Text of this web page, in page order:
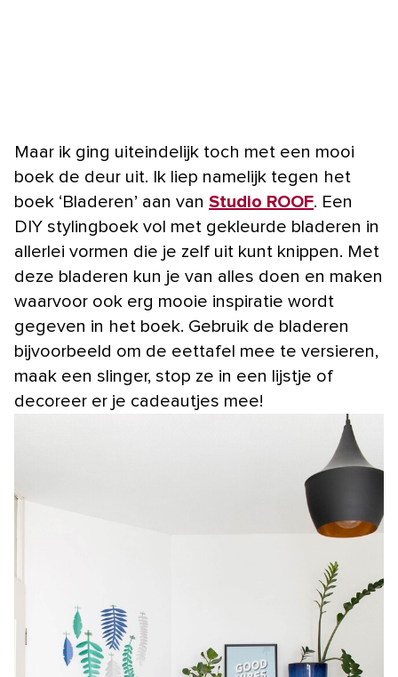
Maar ik ging uiteindelijk toch met een mooi
boek de deur uit. Ik liep namelijk tegen het
boek ‘Bladeren’ aan van Studio ROOF. Een
DIY stylingboek vol met gekleurde bladeren in
allerlei vormen die je zelf uit kunt knippen. Met
deze bladeren kun je van alles doen en maken
waarvoor ook erg mooie inspiratie wordt
gegeven in het boek. Gebruik de bladeren
bijvoorbeeld om de eettafel mee te versieren,
maak een slinger, stop ze in een lijstje of
decoreer er je cadeautjes mee!